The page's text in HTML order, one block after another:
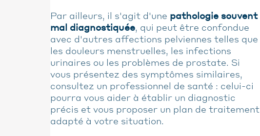
Par ailleurs, il s'agit d'une pathologie souvent
mal diagnostiquée, qui peut être confondue
avec d'autres affections pelviennes telles que
les douleurs menstruelles, les infections
urinaires ou les problèmes de prostate. Si
vous présentez des symptômes similaires,
consultez un professionnel de santé : celui-ci
pourra vous aider à établir un diagnostic
précis et vous proposer un plan de traitement
adapté à votre situation.